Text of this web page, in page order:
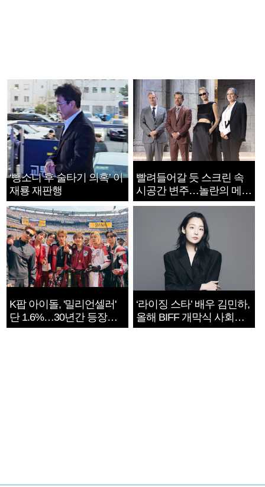
‘뺑소니 후 술타기 의혹’ 이
재룡 재판행
빨려들어갈 듯 스크린 속
시공간 변주…놀란의 메시
지는 ‘전쟁 속죄’
K팝 아이돌, '밀리언셀러'
단 1.6%…30년간 등장
1182개팀 전수조사
‘라이징 스타’ 배우 김민하,
올해 BIFF 개막식 사회자
확정